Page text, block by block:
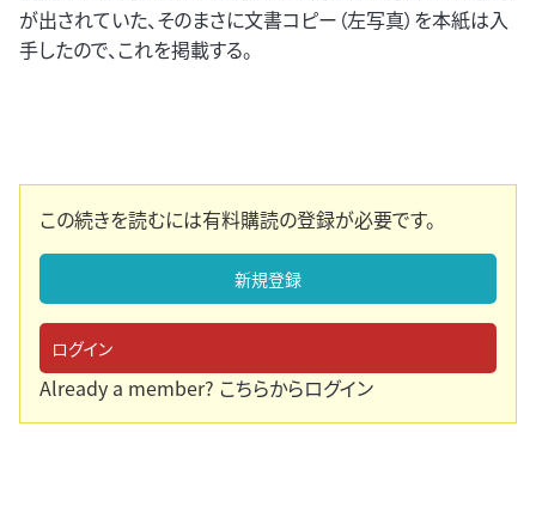
が出されていた、そのまさに文書コピー（左写真）を本紙は入
手したので、これを掲載する。
この続きを読むには有料購読の登録が必要です。
新規登録
ログイン
Already a member? こちらからログイン